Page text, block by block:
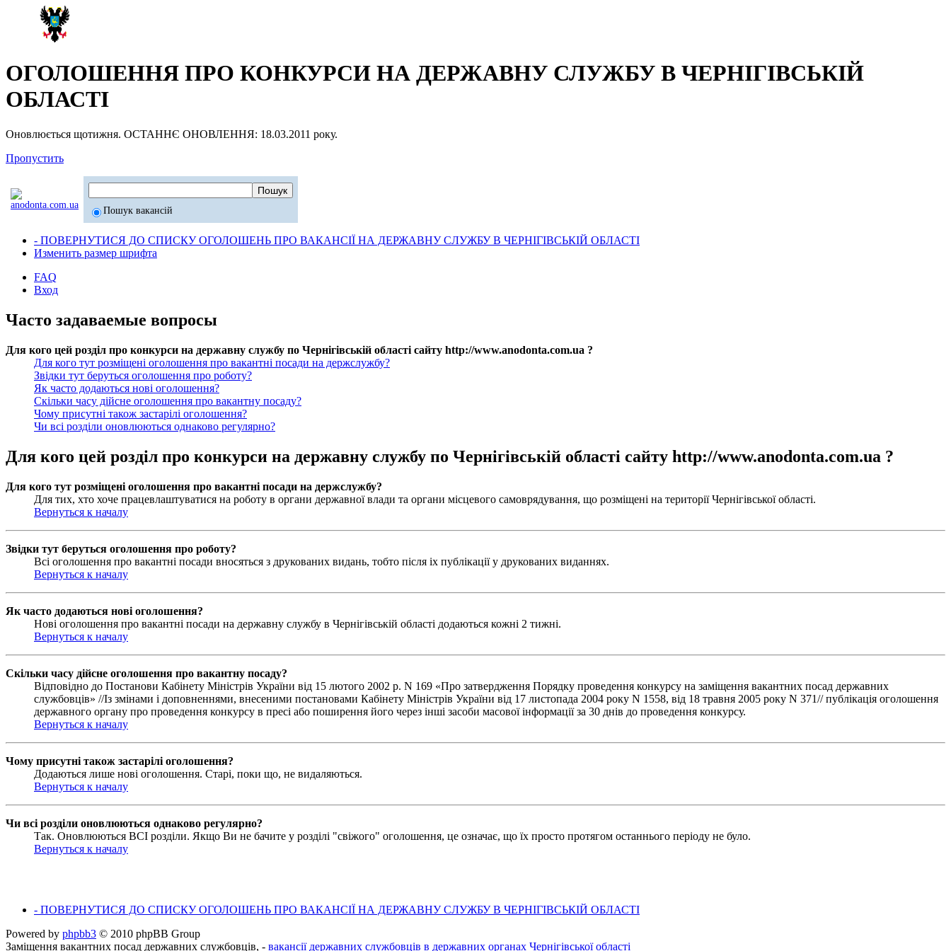
ОГОЛОШЕННЯ ПРО КОНКУРСИ НА ДЕРЖАВНУ СЛУЖБУ В ЧЕРНІГІВСЬКІЙ
ОБЛАСТІ
Оновлюється щотижня. ОСТАННЄ ОНОВЛЕННЯ: 18.03.2011 року.
Пропустить
Пошук вакансій
- ПОВЕРНУТИСЯ ДО СПИСКУ ОГОЛОШЕНЬ ПРО ВАКАНСІЇ НА ДЕРЖАВНУ СЛУЖБУ В ЧЕРНІГІВСЬКІЙ ОБЛАСТІ
Изменить размер шрифта
FAQ
Вход
Часто задаваемые вопросы
Для кого цей розділ про конкурси на державну службу по Чернігівській області сайту http://www.anodonta.com.ua ?
Для кого тут розміщені оголошення про вакантні посади на держслужбу?
Звідки тут беруться оголошення про роботу?
Як часто додаються нові оголошення?
Скільки часу дійсне оголошення про вакантну посаду?
Чому присутні також застарілі оголошення?
Чи всі розділи оновлюються однаково регулярно?
Для кого цей розділ про конкурси на державну службу по Чернігівській області сайту http://www.anodonta.com.ua ?
Для кого тут розміщені оголошення про вакантні посади на держслужбу?
Для тих, хто хоче працевлаштуватися на роботу в органи державної влади та органи місцевого самоврядування, що розміщені на території Чернігівської області.
Вернуться к началу
Звідки тут беруться оголошення про роботу?
Всі оголошення про вакантні посади вносяться з друкованих видань, тобто після іх публікації у друкованих виданнях.
Вернуться к началу
Як часто додаються нові оголошення?
Нові оголошення про вакантні посади на державну службу в Чернігівській області додаються кожні 2 тижні.
Вернуться к началу
Скільки часу дійсне оголошення про вакантну посаду?
Відповідно до Постанови Кабінету Міністрів України від 15 лютого 2002 р. N 169 «Про затвердження Порядку проведення конкурсу на заміщення вакантних посад державних
службовців» //Із змінами і доповненнями, внесеними постановами Кабінету Міністрів України від 17 листопада 2004 року N 1558, від 18 травня 2005 року N 371// публікація оголошення
державного органу про проведення конкурсу в пресі або поширення його через інші засоби масової інформації за 30 днів до проведення конкурсу.
Вернуться к началу
Чому присутні також застарілі оголошення?
Додаються лише нові оголошення. Старі, поки що, не видаляються.
Вернуться к началу
Чи всі розділи оновлюються однаково регулярно?
Так. Оновлюються ВСІ розділи. Якщо Ви не бачите у розділі "свіжого" оголошення, це означає, що їх просто протягом останнього періоду не було.
Вернуться к началу
- ПОВЕРНУТИСЯ ДО СПИСКУ ОГОЛОШЕНЬ ПРО ВАКАНСІЇ НА ДЕРЖАВНУ СЛУЖБУ В ЧЕРНІГІВСЬКІЙ ОБЛАСТІ
Powered by phpbb3 © 2010 phpBB Group
Заміщення вакантних посад державних службовців, - вакансії державних службовців в державних органах Чернігівської області